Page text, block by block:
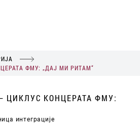
ФМУ: „ДАЈ МИ РИТАМ“
ЦИКЛУС КОНЦЕРАТА ФМУ:
интеграције